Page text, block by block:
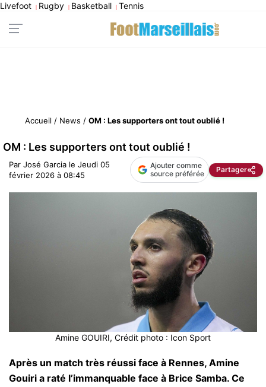
Livefoot | Rugby | Basketball | Tennis
Accueil / News / OM : Les supporters ont tout oublié !
OM : Les supporters ont tout oublié !
Par José Garcia le Jeudi 05
février 2026 à 08:45
Ajouter comme
source préférée
Partager
Amine GOUIRI, Crédit photo : Icon Sport
Après un match très réussi face à Rennes, Amine
Gouiri a raté l’immanquable face à Brice Samba. Ce